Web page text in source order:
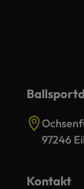
97246
Kontakt